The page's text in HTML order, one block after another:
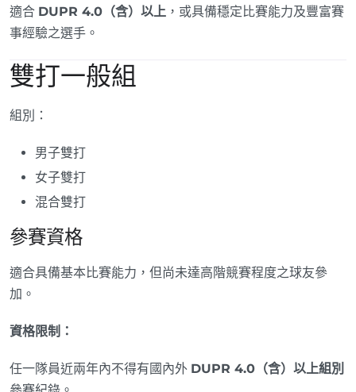
適合 DUPR 4.0（含）以上 ，或具備穩定比賽能力及豐富賽
事經驗之選手。
雙打一般組
組別：
男子雙打
女子雙打
混合雙打
參賽資格
適合具備基本比賽能力，但尚未達高階競賽程度之球友參
加。
資格限制：
任一隊員近兩年內不得有國內外 DUPR 4.0（含）以上組別